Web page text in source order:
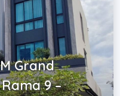
Grand
9 –